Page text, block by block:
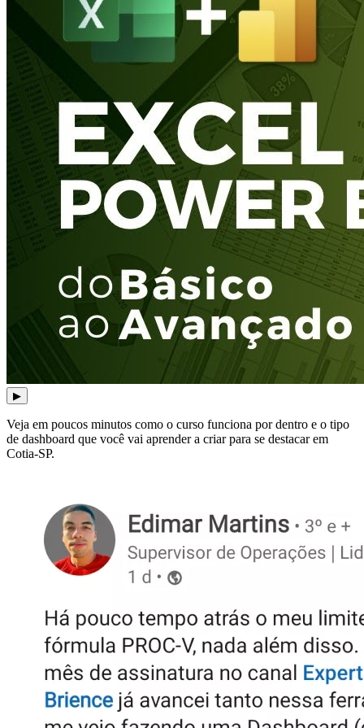
▶
Veja em poucos minutos como o curso funciona por dentro e o tipo
de dashboard que você vai aprender a criar para se destacar em
Cotia-SP.